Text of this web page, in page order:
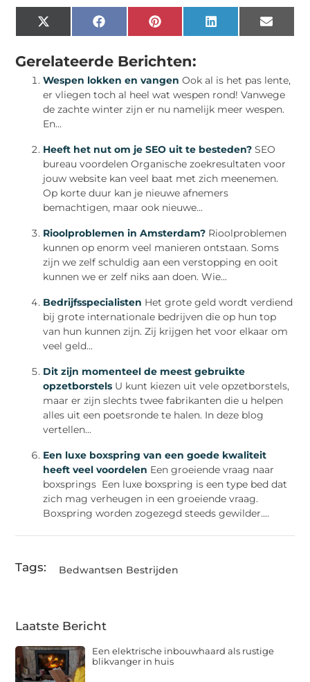
X
(Twitter)
FacebookPinterestLinkedInEmail
Gerelateerde Berichten:
Wespen lokken en vangen Ook al is het pas lente,
er vliegen toch al heel wat wespen rond! Vanwege
de zachte winter zijn er nu namelijk meer wespen.
En...
Heeft het nut om je SEO uit te besteden? SEO
bureau voordelen Organische zoekresultaten voor
jouw website kan veel baat met zich meenemen.
Op korte duur kan je nieuwe afnemers
bemachtigen, maar ook nieuwe...
Rioolproblemen in Amsterdam? Rioolproblemen
kunnen op enorm veel manieren ontstaan. Soms
zijn we zelf schuldig aan een verstopping en ooit
kunnen we er zelf niks aan doen. Wie...
Bedrijfsspecialisten Het grote geld wordt verdiend
bij grote internationale bedrijven die op hun top
van hun kunnen zijn. Zij krijgen het voor elkaar om
veel geld...
Dit zijn momenteel de meest gebruikte
opzetborstels U kunt kiezen uit vele opzetborstels,
maar er zijn slechts twee fabrikanten die u helpen
alles uit een poetsronde te halen. In deze blog
vertellen...
Een luxe boxspring van een goede kwaliteit
heeft veel voordelen Een groeiende vraag naar
boxsprings Een luxe boxspring is een type bed dat
zich mag verheugen in een groeiende vraag.
Boxspring worden zogezegd steeds gewilder....
Tags: Bedwantsen Bestrijden
Laatste Bericht
Een elektrische inbouwhaard als rustige
blikvanger in huis